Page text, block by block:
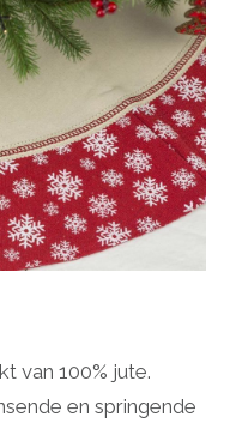
van 100% jute.
en springende